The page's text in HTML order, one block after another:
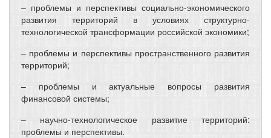
– проблемы и перспективы социально-экономического
развития территорий в условиях структурно-
технологической трансформации российской экономики;
– проблемы и перспективы пространственного развития
территорий;
– проблемы и актуальные вопросы развития
финансовой системы;
– научно-технологическое развитие территорий:
проблемы и перспективы.